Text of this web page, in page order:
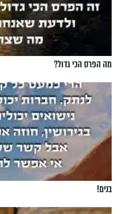
מה הפרס הכי גדול?
בנים!